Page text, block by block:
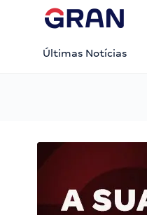
Últimas Notícias